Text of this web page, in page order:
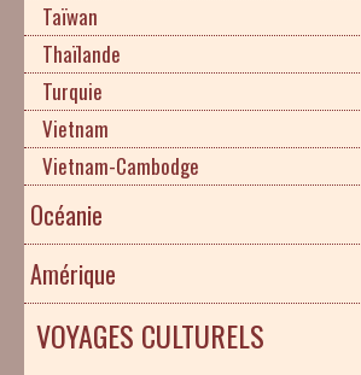
Taïwan
Thaïlande
Turquie
Vietnam
Vietnam-Cambodge
Océanie
Amérique
VOYAGES CULTURELS